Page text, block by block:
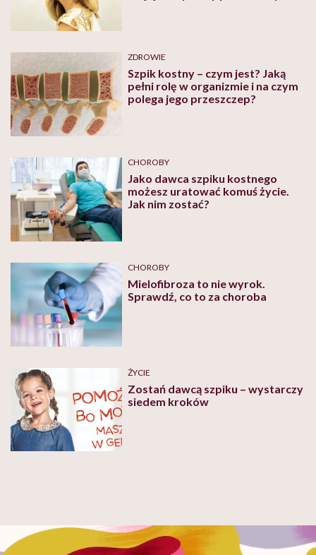
ZDROWIE
Szpik kostny – czym jest? Jaką
pełni rolę w organizmie i na czym
polega jego przeszczep?
CHOROBY
Jako dawca szpiku kostnego
możesz uratować komuś życie.
Jak nim zostać?
CHOROBY
Mielofibroza to nie wyrok.
Sprawdź, co to za choroba
ŻYCIE
Zostań dawcą szpiku – wystarczy
siedem kroków